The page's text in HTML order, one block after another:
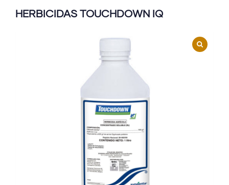
HERBICIDAS TOUCHDOWN IQ